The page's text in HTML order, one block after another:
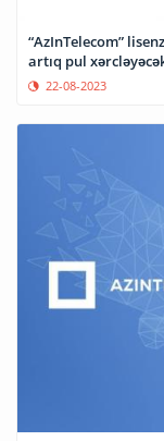
“AzInTelecom”
artıq pul
22-08-2023